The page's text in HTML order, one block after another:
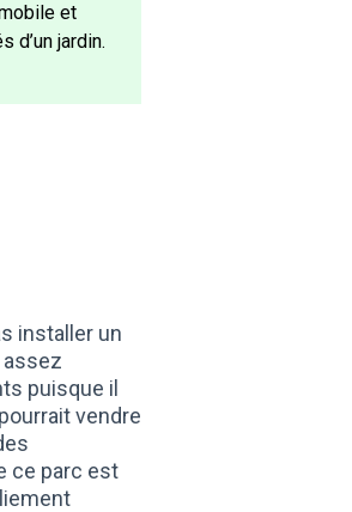
et
d’un jardin.
installer un
assez
puisque il
vendre
ce parc est